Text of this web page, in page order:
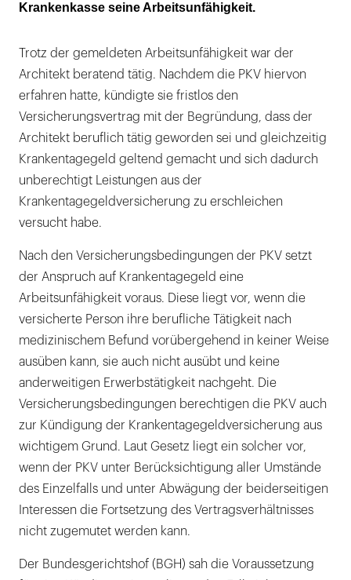
Krankenkasse seine Arbeitsunfähigkeit.
Trotz der gemeldeten Arbeitsunfähigkeit war der
Architekt beratend tätig. Nachdem die PKV hiervon
erfahren hatte, kündigte sie fristlos den
Versicherungsvertrag mit der Begründung, dass der
Architekt beruflich tätig geworden sei und gleichzeitig
Krankentagegeld geltend gemacht und sich dadurch
unberechtigt Leistungen aus der
Krankentagegeldversicherung zu erschleichen
versucht habe.
Nach den Versicherungsbedingungen der PKV setzt
der Anspruch auf Krankentagegeld eine
Arbeitsunfähigkeit voraus. Diese liegt vor, wenn die
versicherte Person ihre berufliche Tätigkeit nach
medizinischem Befund vorübergehend in keiner Weise
ausüben kann, sie auch nicht ausübt und keine
anderweitigen Erwerbstätigkeit nachgeht. Die
Versicherungsbedingungen berechtigen die PKV auch
zur Kündigung der Krankentagegeldversicherung aus
wichtigem Grund. Laut Gesetz liegt ein solcher vor,
wenn der PKV unter Berücksichtigung aller Umstände
des Einzelfalls und unter Abwägung der beiderseitigen
Interessen die Fortsetzung des Vertragsverhältnisses
nicht zugemutet werden kann.
Der Bundesgerichtshof (BGH) sah die Voraussetzung